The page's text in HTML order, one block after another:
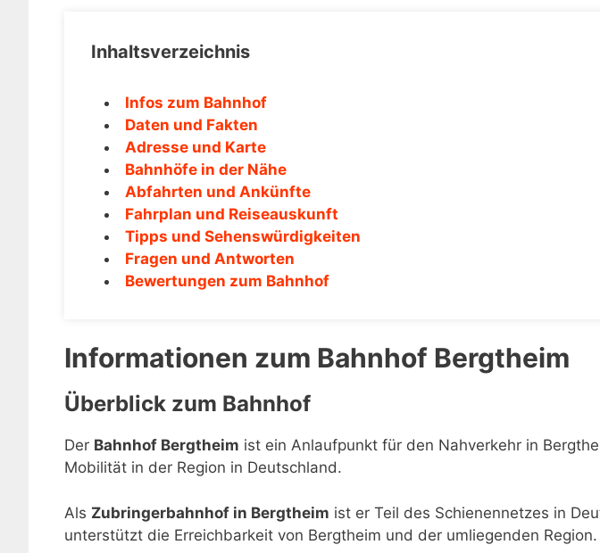
Inhaltsverzeichnis
Infos zum Bahnhof
Daten und Fakten
Adresse und Karte
Bahnhöfe in der Nähe
Abfahrten und Ankünfte
Fahrplan und Reiseauskunft
Tipps und Sehenswürdigkeiten
Fragen und Antworten
Bewertungen zum Bahnhof
Informationen zum Bahnhof Bergtheim
Überblick zum Bahnhof
Der Bahnhof Bergtheim ist ein Anlaufpunkt für den Nahverkehr in
Mobilität in der Region in Deutschland.
Als Zubringerbahnhof in Bergtheim ist er Teil des Schienennetzes in
unterstützt die Erreichbarkeit von Bergtheim und der umliegenden Region.